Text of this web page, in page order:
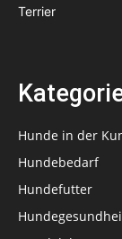
Hunde in der
Hundebedarf
Hundefutter